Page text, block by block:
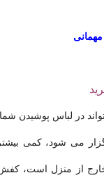
در لباس پوشیدن
می شود، کمی
خارج از منزل است،